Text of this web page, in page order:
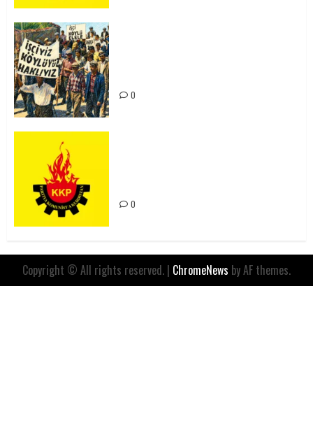
0
0
Copyright © All rights reserved. | ChromeNews by AF themes.